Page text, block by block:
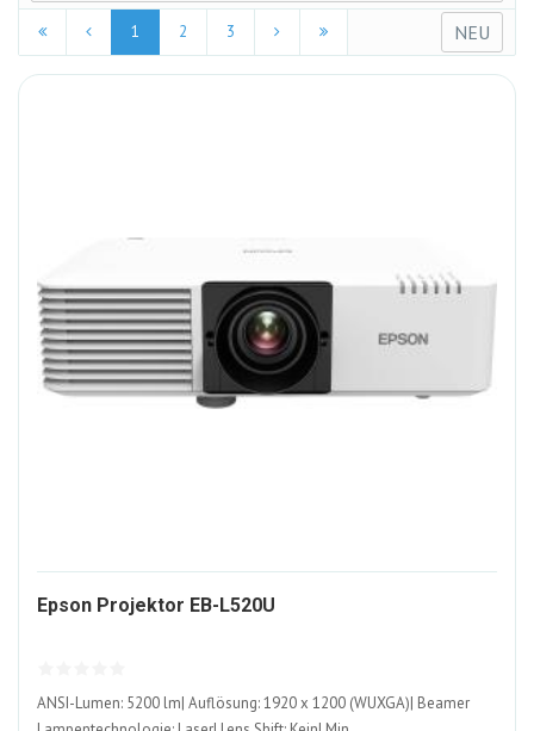
NEU
1 2 3
Epson Projektor EB-L520U
ANSI-Lumen: 5200 lm| Auflösung: 1920 x 1200 (WUXGA)| Beamer